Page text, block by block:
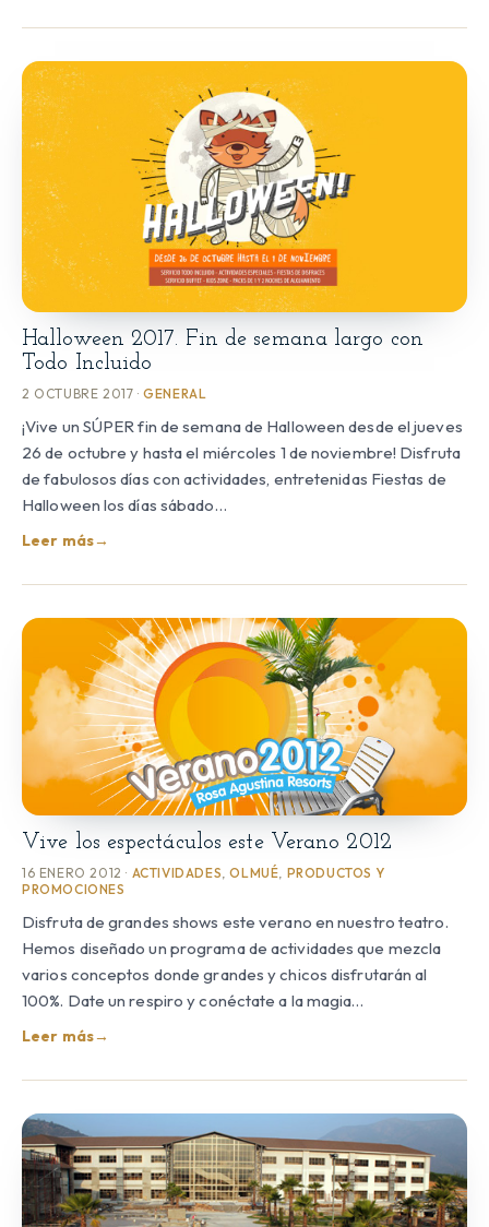
Halloween 2017. Fin de semana largo con
Todo Incluido
2 OCTUBRE 2017 ·GENERAL
¡Vive un SÚPER fin de semana de Halloween desde el jueves
26 de octubre y hasta el miércoles 1 de noviembre! Disfruta
de fabulosos días con actividades, entretenidas Fiestas de
Halloween los días sábado…
Leer más→
Vive los espectáculos este Verano 2012
16 ENERO 2012 · ACTIVIDADES ,OLMUÉ PRODUCTOS Y
PROMOCIONES
Disfruta de grandes shows este verano en nuestro teatro.
Hemos diseñado un programa de actividades que mezcla
varios conceptos donde grandes y chicos disfrutarán al
100%. Date un respiro y conéctate a la magia…
Leer más→